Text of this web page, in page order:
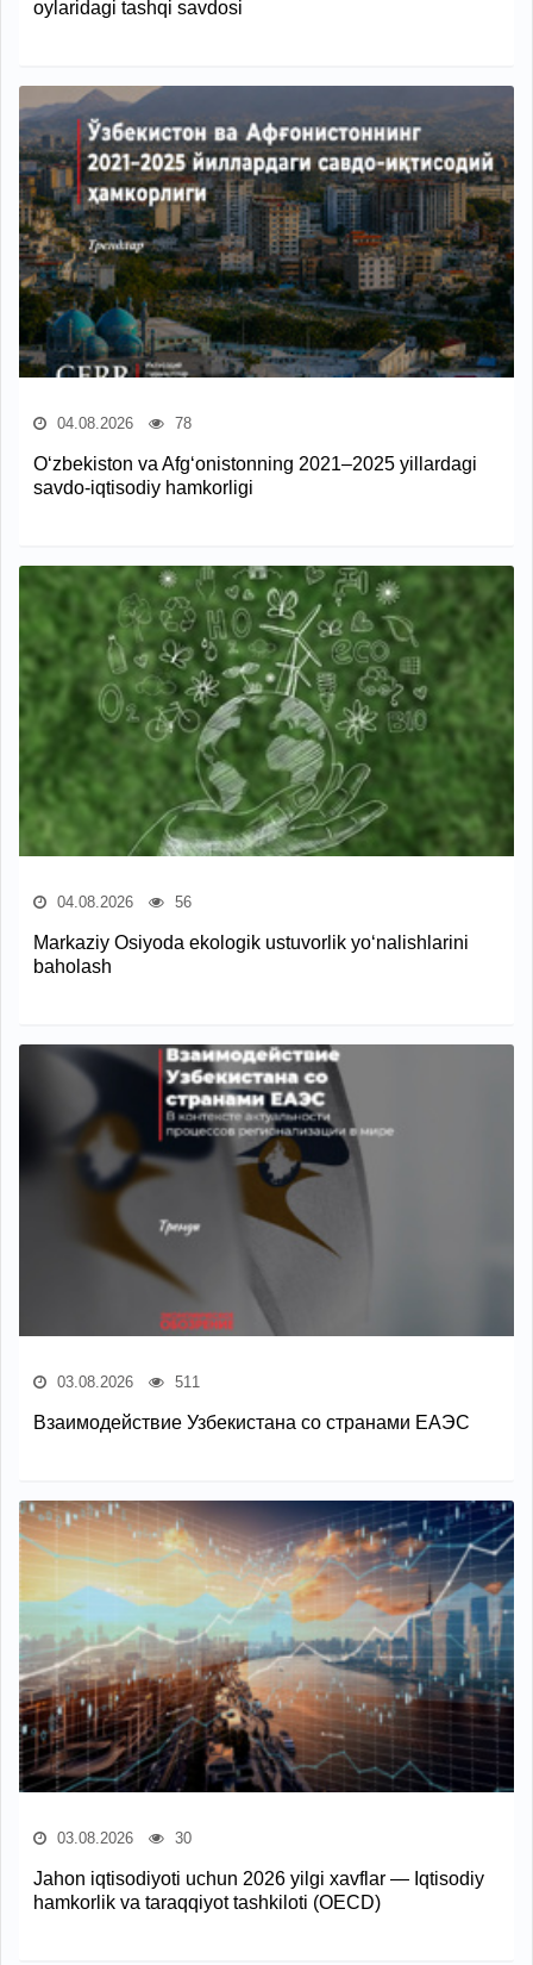
oylaridagi tashqi savdosi
04.08.2026 78
O‘zbekiston va Afg‘onistonning 2021–2025 yillardagi
savdo-iqtisodiy hamkorligi
04.08.2026 56
Markaziy Osiyoda ekologik ustuvorlik yo‘nalishlarini
baholash
03.08.2026 511
Взаимодействие Узбекистана со странами ЕАЭС
03.08.2026 30
Jahon iqtisodiyoti uchun 2026 yilgi xavflar — Iqtisodiy
hamkorlik va taraqqiyot tashkiloti (OECD)